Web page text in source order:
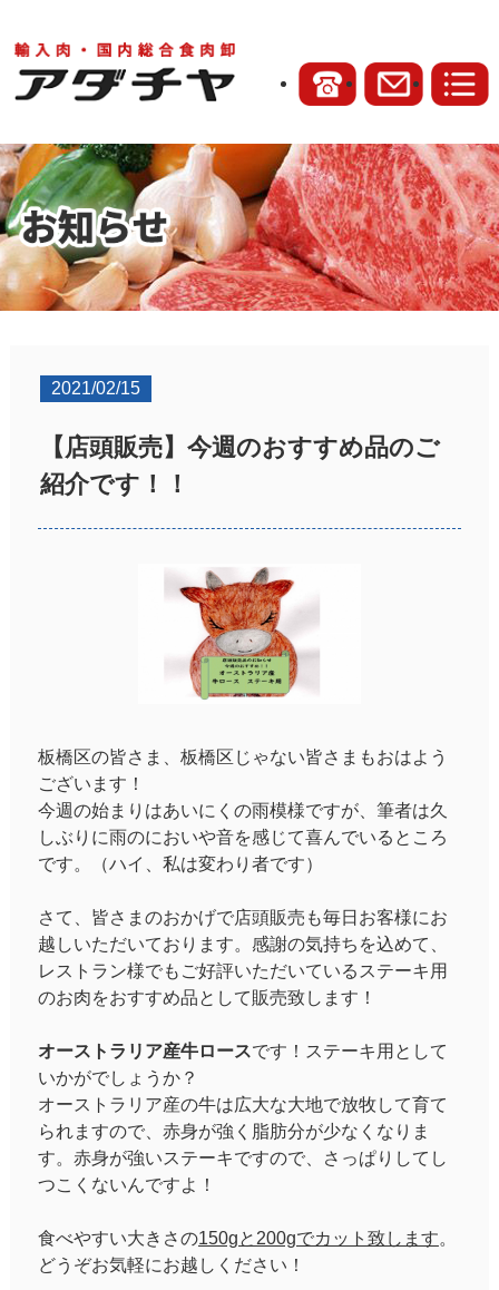
2021/02/15
【店頭販売】今週のおすすめ品のご
紹介です！！
板橋区の皆さま、板橋区じゃない皆さまもおはよう
ございます！
今週の始まりはあいにくの雨模様ですが、筆者は久
しぶりに雨のにおいや音を感じて喜んでいるところ
です。（ハイ、私は変わり者です）
さて、皆さまのおかげで店頭販売も毎日お客様にお
越しいただいております。感謝の気持ちを込めて、
レストラン様でもご好評いただいているステーキ用
のお肉をおすすめ品として販売致します！
オーストラリア産牛ロースです！ステーキ用として
いかがでしょうか？
オーストラリア産の牛は広大な大地で放牧して育て
られますので、赤身が強く脂肪分が少なくなりま
す。赤身が強いステーキですので、さっぱりしてし
つこくないんですよ！
食べやすい大きさの150gと200gでカット致します。
どうぞお気軽にお越しください！